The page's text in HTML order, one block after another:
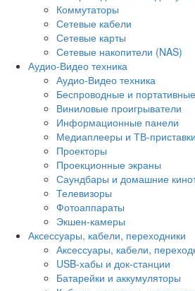
Коммутаторы
Сетевые кабели
Сетевые карты
Сетевые накопители (NAS)
Аудио-Видео техника
Аудио-Видео техника
Беспроводные и
Виниловые проигрыватели
Информационные панели
Медиаплееры и ТВ-приставки
Проекторы
Проекционные экраны
Саундбары и домашние
Телевизоры
Фотоаппараты
Экшен-камеры
Аксессуары, кабели, переходники
Аксессуары, кабели,
USB-хабы и док-станции
Батарейки и аккумуляторы